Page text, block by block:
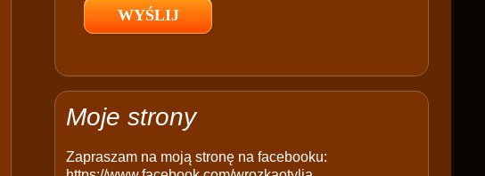
e
p
y
Moje strony
Zapraszam na moją stronę na facebooku: